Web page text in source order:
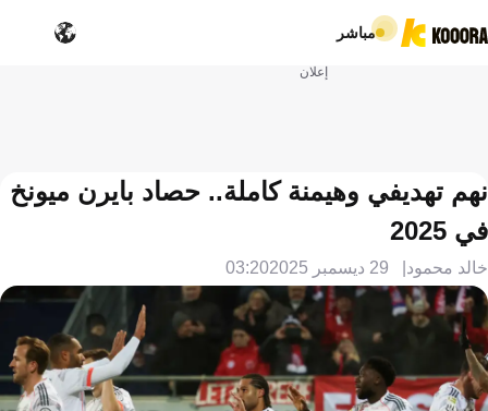
مباشر
إعلان
نهم تهديفي وهيمنة كاملة.. حصاد بايرن ميونخ
في 2025
خالد محمود 29 ديسمبر 2025 03:20